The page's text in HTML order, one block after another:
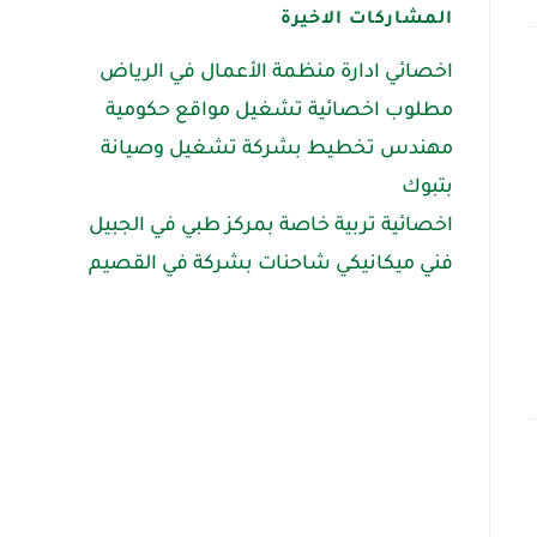
المشاركات الاخيرة
اخصائي ادارة منظمة الأعمال في الرياض
مطلوب اخصائية تشغيل مواقع حكومية
مهندس تخطيط بشركة تشغيل وصيانة
بتبوك
اخصائية تربية خاصة بمركز طبي في الجبيل
فني ميكانيكي شاحنات بشركة في القصيم